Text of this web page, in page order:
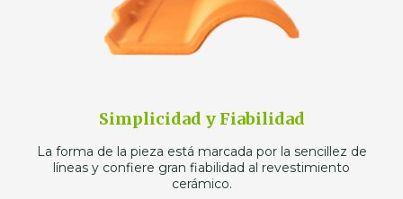
Simplicidad y Fiabilidad
La forma de la pieza está marcada por la sencillez de
líneas y confiere gran fiabilidad al revestimiento
cerámico.